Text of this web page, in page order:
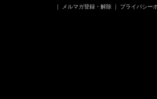
｜ メルマガ登録・解除 ｜ プライバシー